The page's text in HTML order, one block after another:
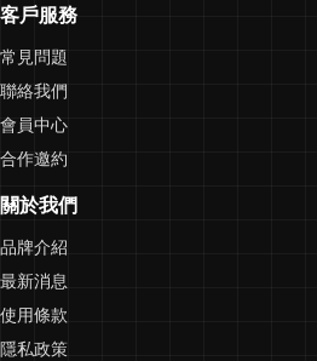
客戶服務
常見問題
聯絡我們
會員中心
合作邀約
關於我們
品牌介紹
最新消息
使用條款
隱私政策